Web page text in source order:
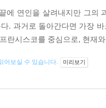
에 연인을 살려내지만 그의
. 과거로 돌아간다면 가장
란시스코를 중심으로, 현재
어보실 수 있습니다. 미리보기